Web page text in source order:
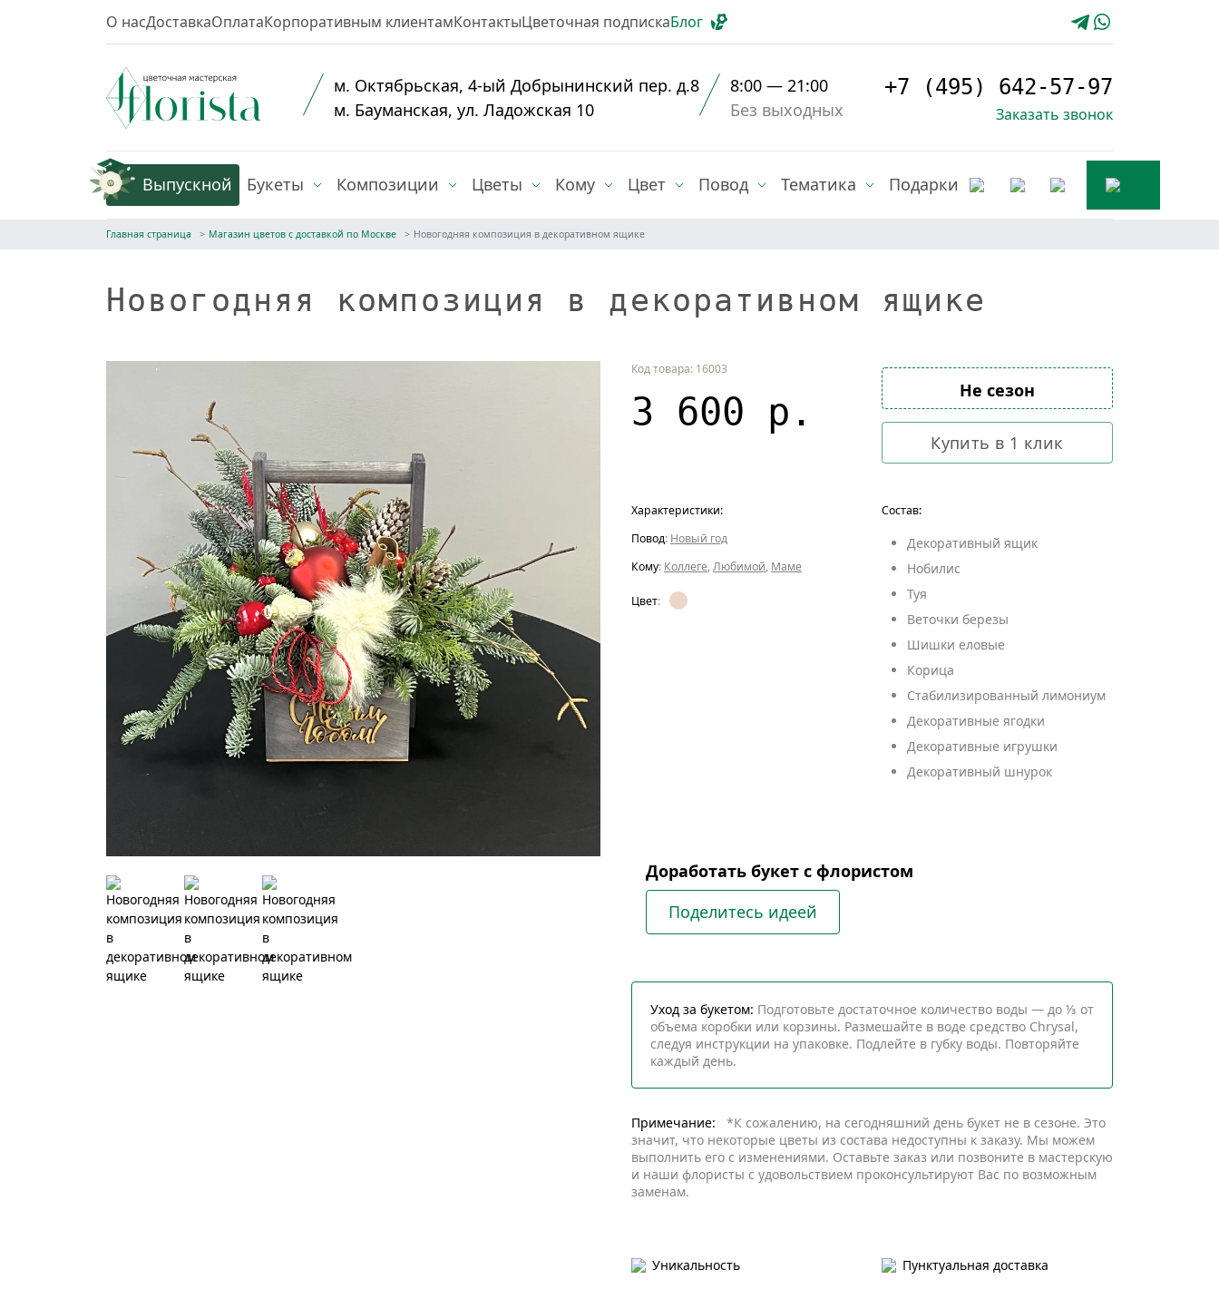
О насДоставкаОплатаКорпоративным клиентамКонтактыЦветочная подпискаБлог
м. Октябрьская, 4-ый Добрынинский пер. д.8
м. Бауманская, ул. Ладожская 10
8:00 — 21:00
Без выходных
+7 (495) 642-57-97
Заказать звонок
Выпускной Букеты Композиции Цветы Кому Цвет Повод Тематика Подарки
Главная страница Магазин цветов с доставкой по Москве Новогодняя композиция в декоративном ящике
Новогодняя композиция в декоративном ящике
Код товара: 16003
3 600 р.
Не сезон
Купить в 1 клик
Характеристики:
Повод: Новый год
Кому: Коллеге,Любимой, Маме
Цвет:
Состав:
Декоративный ящик
Нобилис
Туя
Веточки березы
Шишки еловые
Корица
Стабилизированный лимониум
Декоративные ягодки
Декоративные игрушки
Декоративный шнурок
Доработать букет с флористом
Поделитесь идеей
Уход за букетом: Подготовьте достаточное количество воды — до ⅓ от
объема коробки или корзины. Размешайте в воде средство Chrysal,
следуя инструкции на упаковке. Подлейте в губку воды. Повторяйте
каждый день.
Примечание:
*К сожалению, на сегодняшний день букет не в сезоне. Это
значит, что некоторые цветы из состава недоступны к заказу. Мы можем
выполнить его с изменениями. Оставьте заказ или позвоните в мастерскую
и наши флористы с удовольствием проконсультируют Вас по возможным
заменам.
Уникальность Пунктуальная доставка